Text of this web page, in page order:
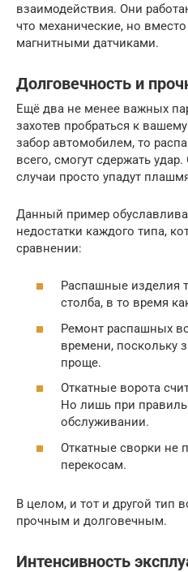
взаимодействия. Они
что механические, но
магнитными датчиками.
Долговечность и
Ещё два не менее важных
захотев пробраться к
забор автомобилем, то
всего, смогут сдержать
случаи просто упадут
Данный пример
недостатки каждого типа,
сравнении:
Распашные изделия
столба, в то время
Ремонт распашных
времени, поскольку
проще.
Откатные ворота
Но лишь при
обслуживании.
Откатные сворки не
перекосам.
В целом, и тот и другой тип
прочным и долговечным.
Интенсивность